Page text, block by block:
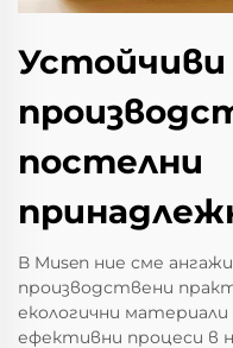
постелни
В Musen ние сме
производствени
екологични
ефективни процеси в